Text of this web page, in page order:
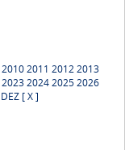
20102011 20122013
2023202420252026
DEZ [ X ]